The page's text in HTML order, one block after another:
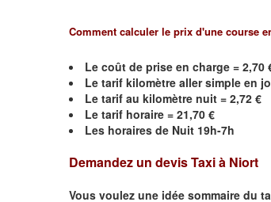
Comment calculer le prix d'une course
Le coût de prise en charge = 2,70
Le tarif kilomètre aller simple en
Le tarif au kilomètre nuit = 2,72 €
Le tarif horaire = 21,70 €
Les horaires de Nuit 19h-7h
Demandez un devis Taxi à Niort
Vous voulez une idée sommaire du